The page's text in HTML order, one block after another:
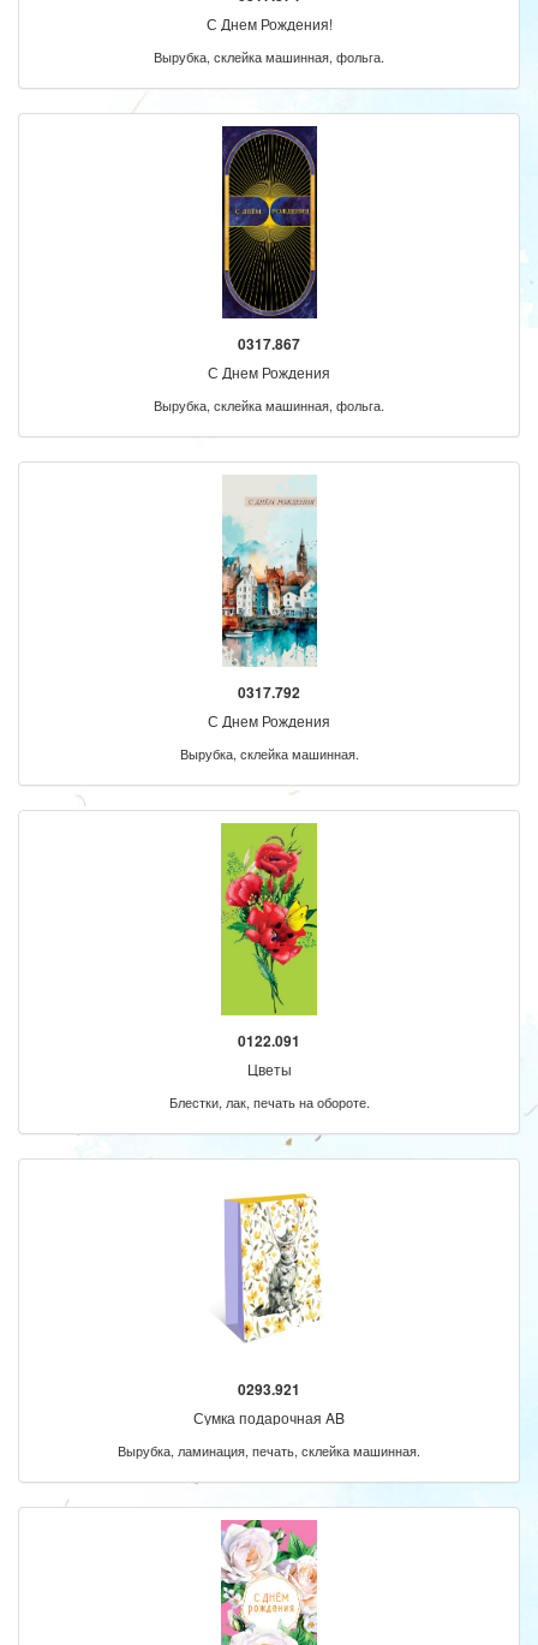
С Днем Рождения!
Вырубка, склейка машинная, фольга.
0317.867
С Днем Рождения
Вырубка, склейка машинная, фольга.
0317.792
С Днем Рождения
Вырубка, склейка машинная.
0122.091
Цветы
Блестки, лак, печать на обороте.
0293.921
Сумка подарочная AB
Вырубка, ламинация, печать, склейка машинная.